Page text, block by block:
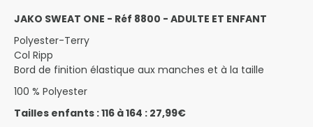
JAKO SWEAT ONE - Réf 8800 - ADULTE ET ENFANT
Polyester-Terry
Col Ripp
Bord de finition élastique aux manches et à la taille
100 % Polyester
Tailles enfants : 116 à 164 : 27,99€